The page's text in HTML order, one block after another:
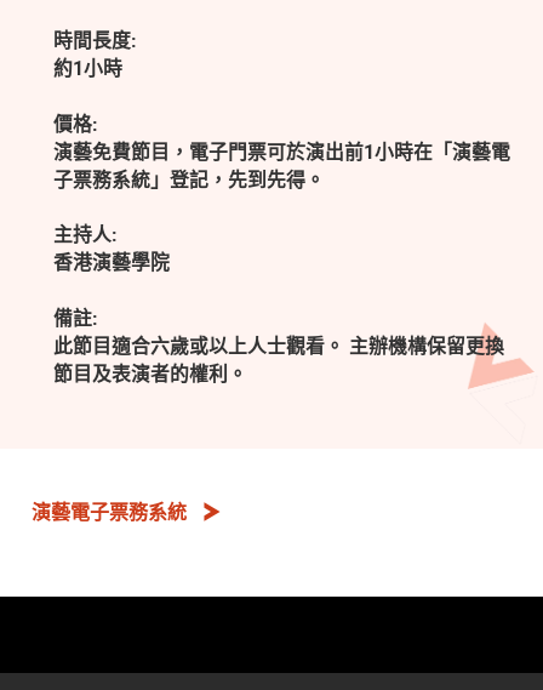
時間長度:
約1小時
價格:
演藝免費節目，電子門票可於演出前1小時在「演藝電
子票務系統」登記，先到先得。
主持人:
香港演藝學院
備註:
此節目適合六歲或以上人士觀看。 主辦機構保留更換
節目及表演者的權利。
演藝電子票務系統